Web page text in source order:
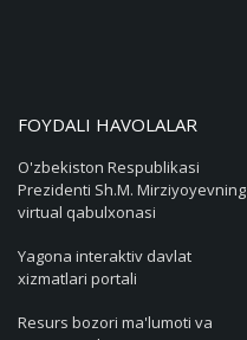
FOYDALI HAVOLALAR
O'zbekiston Respublikasi
Prezidenti Sh.M. Mirziyoyevning
virtual qabulxonasi
Yagona interaktiv davlat
xizmatlari portali
Resurs bozori ma'lumoti va